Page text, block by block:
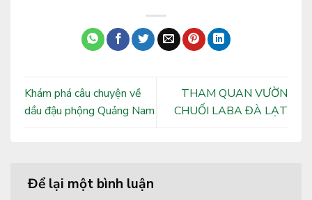
Khám phá câu chuyện về
dầu đậu phộng Quảng Nam
THAM QUAN VƯỜN
CHUỐI LABA ĐÀ LẠT
Để lại một bình luận